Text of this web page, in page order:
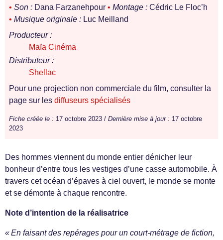
• Son : Dana Farzanehpour • Montage : Cédric Le Floc’h
• Musique originale : Luc Meilland
Producteur :
Maïa Cinéma
Distributeur :
Shellac
Pour une projection non commerciale du film, consulter la
page sur les diffuseurs spécialisés
Fiche créée le : 17 octobre 2023 / Dernière mise à jour : 17 octobre
2023
Des hommes viennent du monde entier dénicher leur
bonheur d’entre tous les vestiges d’une casse automobile. À
travers cet océan d’épaves à ciel ouvert, le monde se monte
et se démonte à chaque rencontre.
Note d’intention de la réalisatrice
« En faisant des repérages pour un court-métrage de fiction,